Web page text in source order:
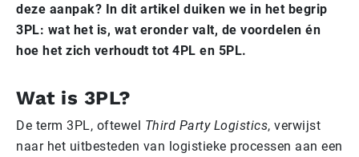
deze aanpak? In dit artikel duiken we in het begrip
3PL: wat het is, wat eronder valt, de voordelen én
hoe het zich verhoudt tot 4PL en 5PL.
Wat is 3PL?
De term 3PL, oftewel Third Party Logistics, verwijst
naar het uitbesteden van logistieke processen aan een